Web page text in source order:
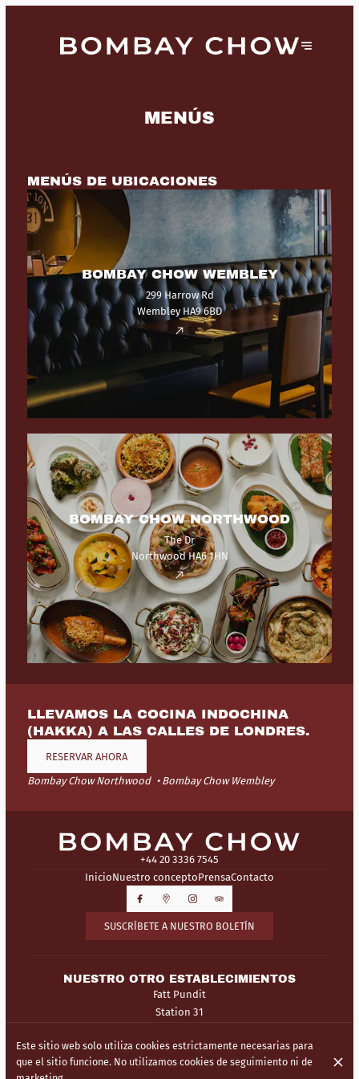
MENÚS
MENÚS DE UBICACIONES
BOMBAY CHOW WEMBLEY
299 Harrow Rd
Wembley HA9 6BD
BOMBAY CHOW NORTHWOOD
The Dr
Northwood HA6 1HN
LLEVAMOS LA COCINA INDOCHINA
(HAKKA) A LAS CALLES DE LONDRES.
RESERVAR AHORA
Bombay Chow Northwood Bombay Chow Wembley
+44 20 3336 7545
InicioNuestro conceptoPrensaContacto
SUSCRÍBETE A NUESTRO BOLETÍN
NUESTRO OTRO ESTABLECIMIENTOS
Fatt Pundit
Station 31
© Bombay Chow 2026
Configuración de cookies
Este sitio web solo utiliza cookies estrictamente necesarias para
que el sitio funcione. No utilizamos cookies de seguimiento ni de